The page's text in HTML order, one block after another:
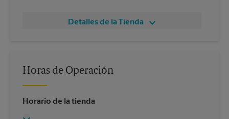
Detalles de la Tienda
Horas de Operación
Horario de la tienda